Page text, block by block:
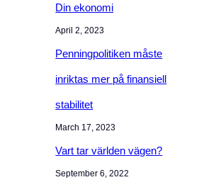
Din ekonomi
April 2, 2023
Penningpolitiken måste
inriktas mer på finansiell
stabilitet
March 17, 2023
Vart tar världen vägen?
September 6, 2022